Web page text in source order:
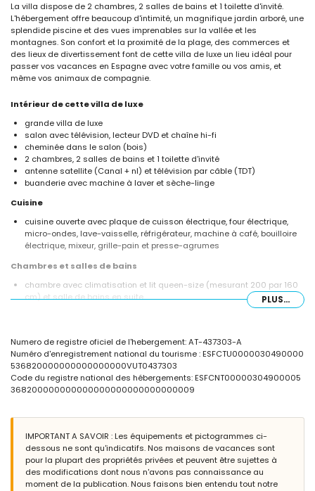
La villa dispose de 2 chambres, 2 salles de bains et 1 toilette d'invité.
L'hébergement offre beaucoup d'intimité, un magnifique jardin arboré, une
splendide piscine et des vues imprenables sur la vallée et les
montagnes. Son confort et la proximité de la plage, des commerces et
des lieux de divertissement font de cette villa de luxe un lieu idéal pour
passer vos vacances en Espagne avec votre famille ou vos amis, et
même vos animaux de compagnie.
Intérieur de cette villa de luxe
grande villa de luxe
salon avec télévision, lecteur DVD et chaîne hi-fi
cheminée dans le salon (bois)
2 chambres, 2 salles de bains et 1 toilette d'invité
antenne satellite (Canal + nl) et télévision par câble (TDT)
buanderie avec machine à laver et sèche-linge
Cuisine
cuisine ouverte avec plaque de cuisson électrique, four électrique,
micro-ondes, lave-vaisselle, réfrigérateur, machine à café, bouilloire
électrique, mixeur, grille-pain et presse-agrumes
Chambres et salles de bains
chambre avec climatisation et lit queen-size (mesurant 200 par 160
cm) et salle de bains en suite
chambre avec climatisation et 2 lits simples (mesurant 200 par 90
salle de bains avec lavabo simple et douche
Extérieur de cette villa de luxe
terrain clôturé
piscine privée mesurant 8 m x 4 m et 2 m de profondeur
terrasse couverte
barbecue
coin salon extérieur et coin repas extérieur
2 places de parking privées
Informations supplémentaires
PLUS...
Numero de registre oficiel de l'hebergement: AT-437303-A
Numéro d'enregistrement national du tourisme : ESFCTU0000030490000
536820000000000000000VUT0437303
Code du registre national des hébergements: ESFCNT00000304900005
368200000000000000000000000000009
IMPORTANT A SAVOIR : Les équipements et pictogrammes ci-
dessous ne sont qu'indicatifs. Nos maisons de vacances sont
pour la plupart des propriétés privées et peuvent être sujettes à
des modifications dont nous n'avons pas connaissance au
moment de la publication. Nous faisons bien entendu tout notre